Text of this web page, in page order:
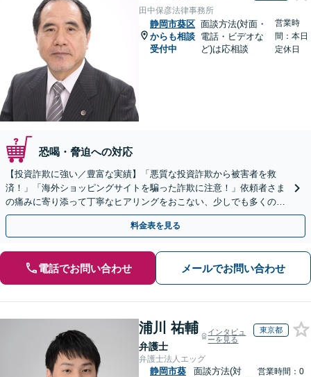
田中保彦法律事務所
静岡市葵区
からも相談
受付中
面談方法(対面・
電話・ビデオな
ど)は応相談
営業時
間：本日
定休日
恐喝・脅迫への対応
【投資詐欺に強い／豊富な実績】「悪質な投資詐欺から被害者を救
済！」「海外ショッピングサイトを騙った詐欺に注意！」依頼者さま
の痛みに寄り添って丁寧なヒアリングをおこない、少しでも多くの返
金が得られるよう尽力します！
料金表を見る
電話でお問い合わせ メールでお問い合わせ
浦川 祐輔
弁護士
インタビュ
ーを見る
東京都
弁護士法人エッグ
静岡市葵
面談方法(対
営業時間：0